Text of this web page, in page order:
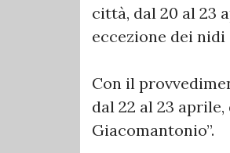
città, dal 20 al 23
eccezione dei nidi
Con il
dal 22 al 23
Giacomantonio”.